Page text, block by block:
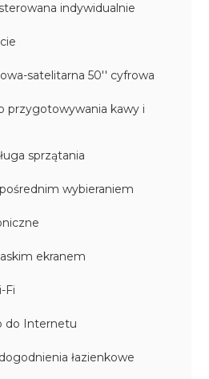
indywidualnie
satelitarna 50'' cyfrowa
przygotowywania kawy i
sprzątania
wybieraniem
ekranem
Fi
do Internetu
łazienkowe